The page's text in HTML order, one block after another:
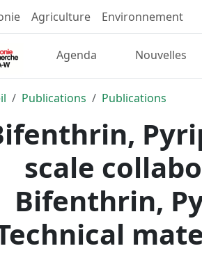
Agriculture Environnement
Agenda Nouvelles
Publications Publications
scale
Bifenthrin,